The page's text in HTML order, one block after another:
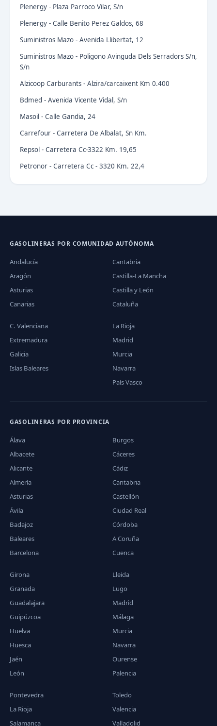
Plenergy - Plaza Parroco Vilar, S/n
Plenergy - Calle Benito Perez Galdos, 68
Suministros Mazo - Avenida Llibertat, 12
Suministros Mazo - Poligono Avinguda Dels Serradors S/n,
S/n
Alzicoop Carburants - Alzira/carcaixent Km 0.400
Bdmed - Avenida Vicente Vidal, S/n
Masoil - Calle Gandia, 24
Carrefour - Carretera De Albalat, Sn Km.
Repsol - Carretera Cc-3322 Km. 19,65
Petronor - Carretera Cc - 3320 Km. 22,4
GASOLINERAS POR COMUNIDAD AUTÓNOMA
Andalucía
Aragón
Asturias
Canarias
Cantabria
Castilla-La Mancha
Castilla y León
Cataluña
C. Valenciana
Extremadura
Galicia
Islas Baleares
La Rioja
Madrid
Murcia
Navarra
País Vasco
GASOLINERAS POR PROVINCIA
Álava
Albacete
Alicante
Almería
Asturias
Ávila
Badajoz
Baleares
Barcelona
Burgos
Cáceres
Cádiz
Cantabria
Castellón
Ciudad Real
Córdoba
A Coruña
Cuenca
Girona
Granada
Guadalajara
Guipúzcoa
Huelva
Huesca
Jaén
León
Lleida
Lugo
Madrid
Málaga
Murcia
Navarra
Ourense
Palencia
Pontevedra
La Rioja
Salamanca
Toledo
Valencia
Valladolid